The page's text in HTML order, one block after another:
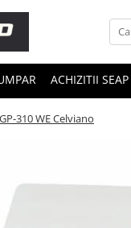
ACHIZITII SEAP
310 WE Celviano